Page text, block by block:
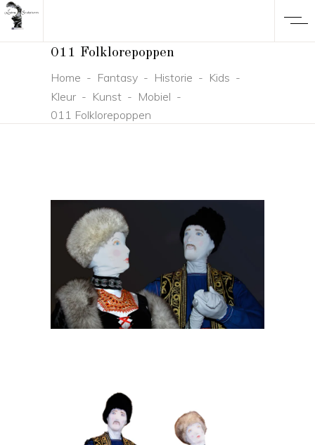
011 Folklorepoppen
Home - Fantasy- Historie - Kids -
Kleur- Kunst- Mobiel -
011 Folklorepoppen